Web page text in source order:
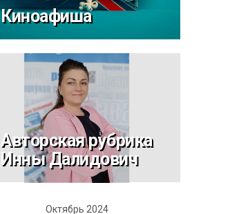
Киноафиша
Авторская рубрика
Инны Далидович
Октябрь 2024